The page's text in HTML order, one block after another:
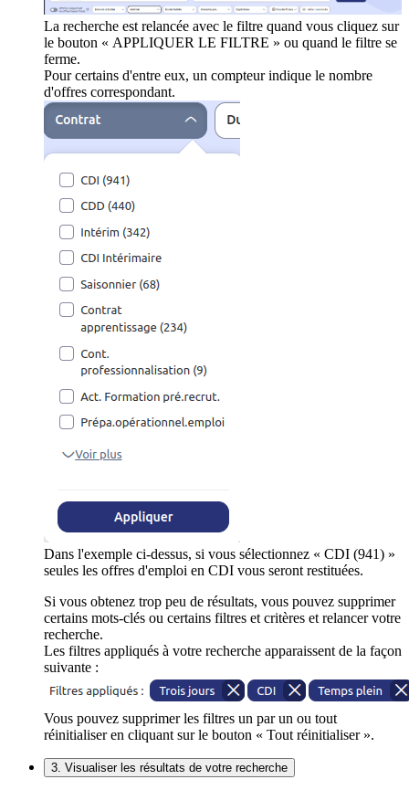
La recherche est relancée avec le filtre quand vous cliquez sur
le bouton « APPLIQUER LE FILTRE » ou quand le filtre se
ferme.
Pour certains d'entre eux, un compteur indique le nombre
d'offres correspondant.
Dans l'exemple ci-dessus, si vous sélectionnez « CDI (941) »
seules les offres d'emploi en CDI vous seront restituées.
Si vous obtenez trop peu de résultats, vous pouvez supprimer
certains mots-clés ou certains filtres et critères et relancer votre
recherche.
Les filtres appliqués à votre recherche apparaissent de la façon
suivante :
Vous pouvez supprimer les filtres un par un ou tout
réinitialiser en cliquant sur le bouton « Tout réinitialiser ».
3. Visualiser les résultats de votre recherche